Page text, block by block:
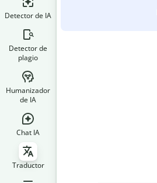
Detector de IA
Detector de
plagio
Humanizador
de IA
Chat IA
Traductor